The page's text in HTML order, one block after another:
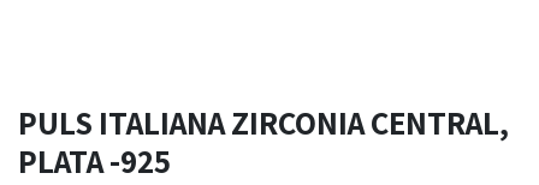
PULS ITALIANA ZIRCONIA CENTRAL,
PLATA -925